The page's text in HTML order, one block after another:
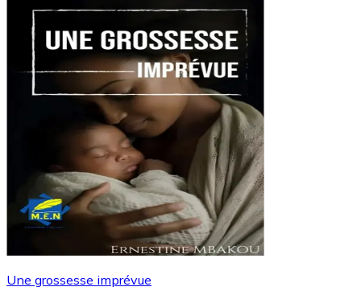
Une grossesse imprévue